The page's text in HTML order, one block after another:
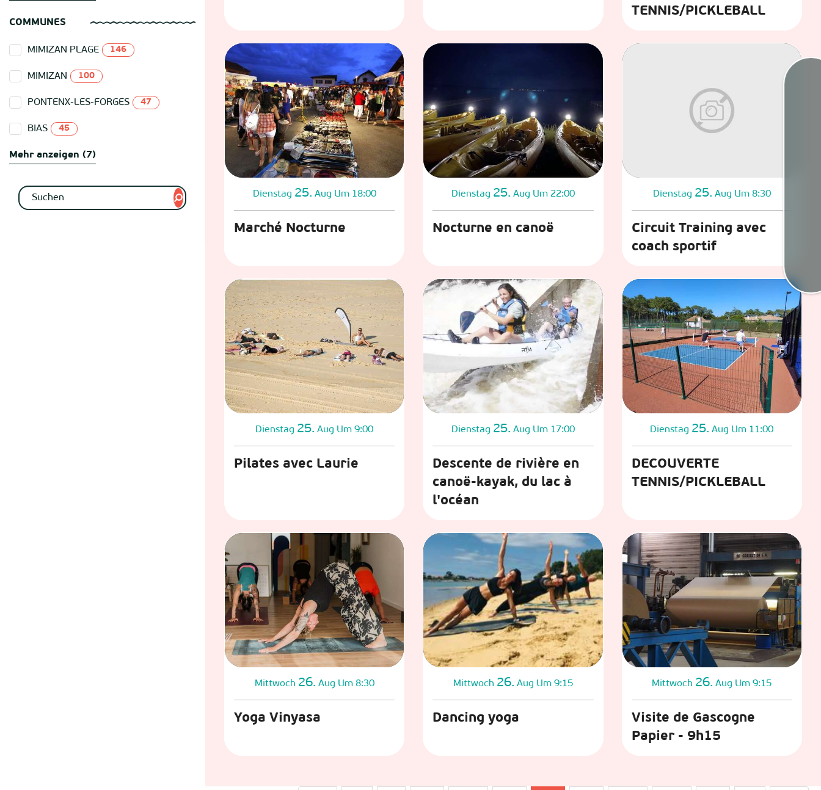
COMMUNES
MIMIZAN PLAGE 146
MIMIZAN 100
PONTENX-LES-FORGES 47
BIAS 45
Mehr anzeigen (7)
TENNIS/PICKLEBALL
Dienstag 25. Aug Um 18:00
Marché Nocturne
Dienstag 25. Aug Um 22:00
Nocturne en canoë
Dienstag 25. Aug Um 8:30
Circuit Training avec
coach sportif
Dienstag 25. Aug Um 9:00
Pilates avec Laurie
Dienstag 25. Aug Um 17:00
Descente de rivière en
canoë-kayak, du lac à
l'océan
Dienstag 25. Aug Um 11:00
DECOUVERTE
TENNIS/PICKLEBALL
Mittwoch 26. Aug Um 8:30
Yoga Vinyasa
Mittwoch 26. Aug Um 9:15
Dancing yoga
Mittwoch 26. Aug Um 9:15
Visite de Gascogne
Papier - 9h15